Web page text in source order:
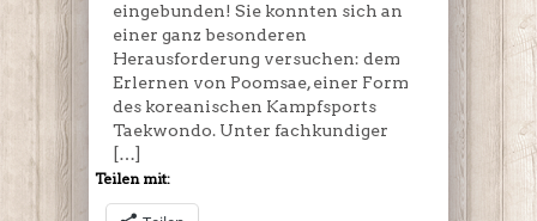
eingebunden! Sie konnten sich an
einer ganz besonderen
Herausforderung versuchen: dem
Erlernen von Poomsae, einer Form
des koreanischen Kampfsports
Taekwondo. Unter fachkundiger
[…]
Teilen mit: